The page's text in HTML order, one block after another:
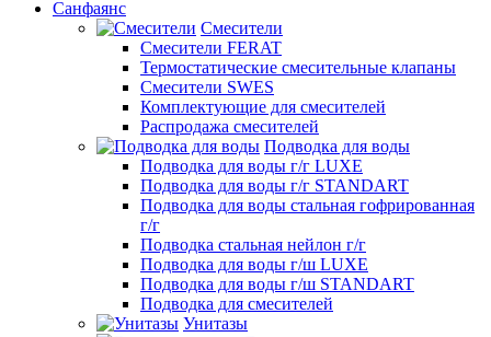
Санфаянс
Смесители
Смесители FERAT
Термостатические смесительные клапаны
Смесители SWES
Комплектующие для смесителей
Распродажа смесителей
Подводка для воды
Подводка для воды г/г LUXE
Подводка для воды г/г STANDART
Подводка для воды стальная гофрированная
г/г
Подводка стальная нейлон г/г
Подводка для воды г/ш LUXE
Подводка для воды г/ш STANDART
Подводка для смесителей
Унитазы